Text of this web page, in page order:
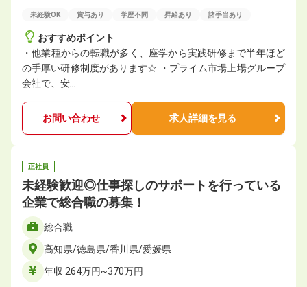
未経験OK 賞与あり 学歴不問 昇給あり 諸手当あり
おすすめポイント
・他業種からの転職が多く、座学から実践研修まで半年ほど
の手厚い研修制度があります☆ ・プライム市場上場グループ
会社で、安…
お問い合わせ 求人詳細を見る
正社員
未経験歓迎◎仕事探しのサポートを行っている
企業で総合職の募集！
総合職
高知県/徳島県/香川県/愛媛県
年収 264万円~370万円